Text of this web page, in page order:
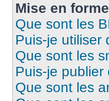
Mise en
Que sont les
Puis-je utiliser
Que sont les
Puis-je publier
Que sont les